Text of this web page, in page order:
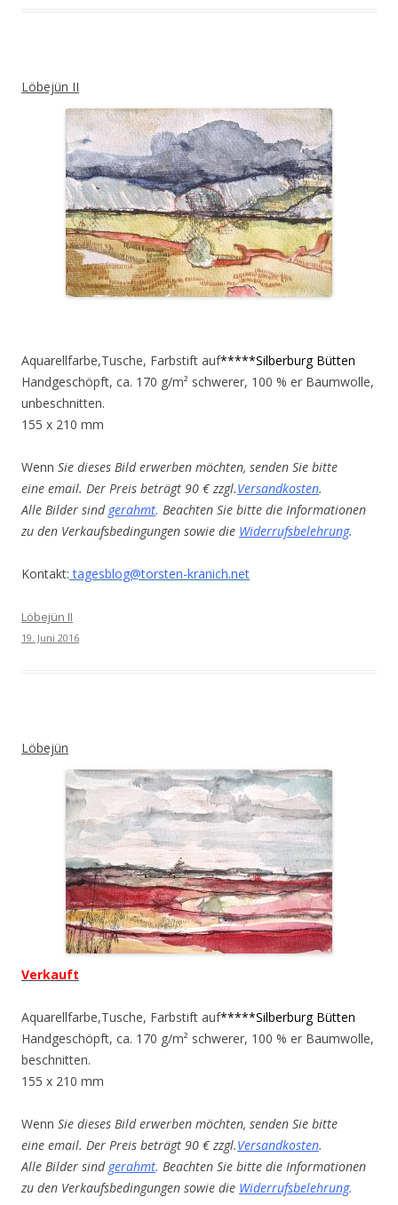
Löbejün II
Aquarellfarbe,Tusche, Farbstift auf*****Silberburg Bütten
Handgeschöpft, ca. 170 g/m² schwerer, 100 % er Baumwolle,
unbeschnitten.
155 x 210 mm
Wenn Sie dieses Bild erwerben möchten, senden Sie bitte
eine email. Der Preis beträgt 90 € zzgl.Versandkosten.
Alle Bilder sind gerahmt. Beachten Sie bitte die Informationen
zu den Verkaufsbedingungen sowie die Widerrufsbelehrung.
Kontakt: tagesblog@torsten-kranich.net
Löbejün II
19. Juni 2016
Löbejün
Verkauft
Aquarellfarbe,Tusche, Farbstift auf*****Silberburg Bütten
Handgeschöpft, ca. 170 g/m² schwerer, 100 % er Baumwolle,
beschnitten.
155 x 210 mm
Wenn Sie dieses Bild erwerben möchten, senden Sie bitte
eine email. Der Preis beträgt 90 € zzgl.Versandkosten.
Alle Bilder sind gerahmt. Beachten Sie bitte die Informationen
zu den Verkaufsbedingungen sowie die Widerrufsbelehrung.